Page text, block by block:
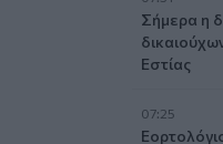
Σήμερα η
Εστίας
07:25